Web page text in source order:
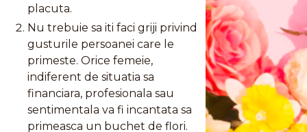
placuta.
Nu trebuie sa iti faci griji privind
gusturile persoanei care le
primeste. Orice femeie,
indiferent de situatia sa
financiara, profesionala sau
sentimentala va fi incantata sa
primeasca un buchet de flori.